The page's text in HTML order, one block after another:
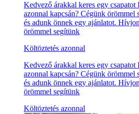
Kedvező árakkal keres egy csapatot
azonnal kapcsán? Cégünk örömmel
és adunk önnek egy ajánlatot.
örömmel segítünk
Költöztetés azonnal
Kedvező árakkal keres egy csapatot
azonnal kapcsán? Cégünk örömmel
és adunk önnek egy ajánlatot.
örömmel segítünk
Költöztetés azonnal